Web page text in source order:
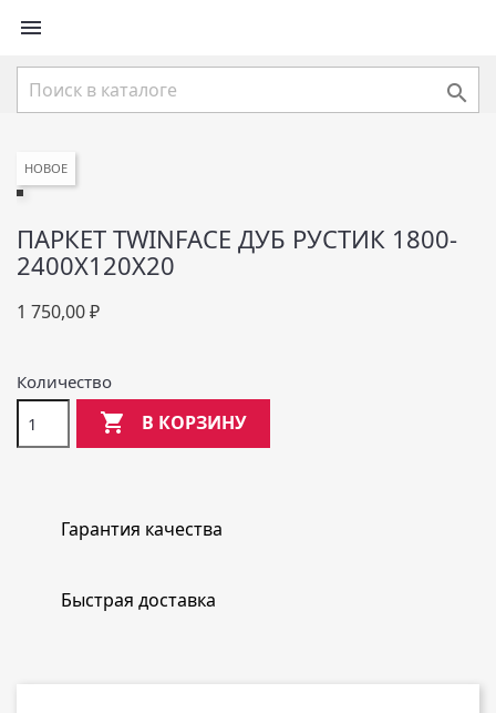


НОВОЕ
ПАРКЕТ TWINFACE ДУБ РУСТИК 1800-
2400Х120Х20
1 750,00 ₽
Количество
 В КОРЗИНУ
Гарантия качества
Быстрая доставка